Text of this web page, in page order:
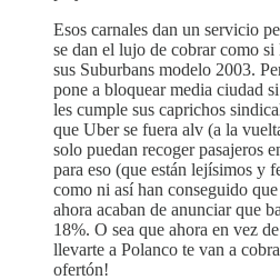
Esos carnales dan un servicio
se dan el lujo de cobrar como
sus Suburbans modelo 2003.
pone a bloquear media ciudad
les cumple sus caprichos
que Uber se fuera alv (a la
solo puedan recoger pasajeros
para eso (que están lejísimos y
como ni así han conseguido
ahora acaban de anunciar que
18%. O sea que ahora en vez
llevarte a Polanco te van a
ofertón!